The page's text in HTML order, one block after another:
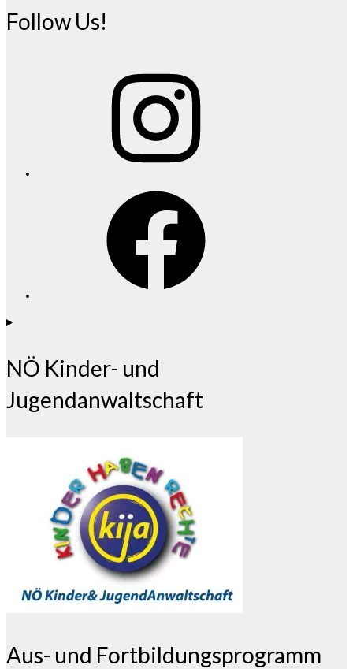
Follow Us!
NÖ Kinder- und
Jugendanwaltschaft
Aus- und Fortbildungsprogramm